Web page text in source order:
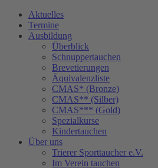
Aktuelles
Termine
Ausbildung
Überblick
Schnuppertauchen
Brevetierungen
Äquivalenzliste
CMAS* (Bronze)
CMAS** (Silber)
CMAS*** (Gold)
Spezialkurse
Kindertauchen
Über uns
Trierer Sporttaucher e.V.
Im Verein tauchen